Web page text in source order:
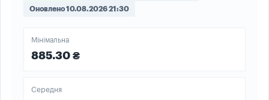
Оновлено 10.08.2026 21:30
Мінімальна
885.30 ₴
Середня